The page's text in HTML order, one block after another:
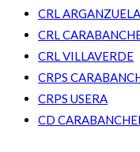
CRL ARGANZUELA
CRL
CRL VILLAVERDE
CRPS
CRPS USERA
CD CARABANCHEL